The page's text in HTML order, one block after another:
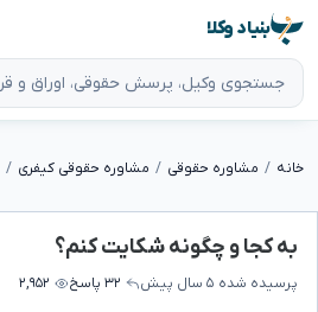
بنیاد وکلا
خانه مشاوره حقوقی مشاوره حقوقی کیفری
به کجا و چگونه شکایت کنم؟
پرسیده شده ۵ سال پیش ۳۲ پاسخ ۲,۹۵۲